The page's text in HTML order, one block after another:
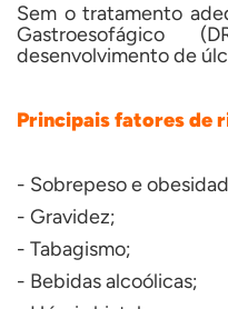
Sem o tratamento
Gastroesofágico
desenvolvimento de
Principais fatores de
- Sobrepeso e
- Gravidez;
- Tabagismo;
- Bebidas alcoólicas;